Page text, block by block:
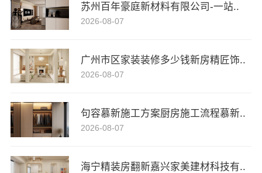
苏州百年豪庭新材料有限公司-一站..
2026-08-07
广州市区家装装修多少钱新房精匠饰..
2026-08-07
句容慕新施工方案厨房施工流程慕新..
2026-08-07
海宁精装房翻新嘉兴家美建材科技有..